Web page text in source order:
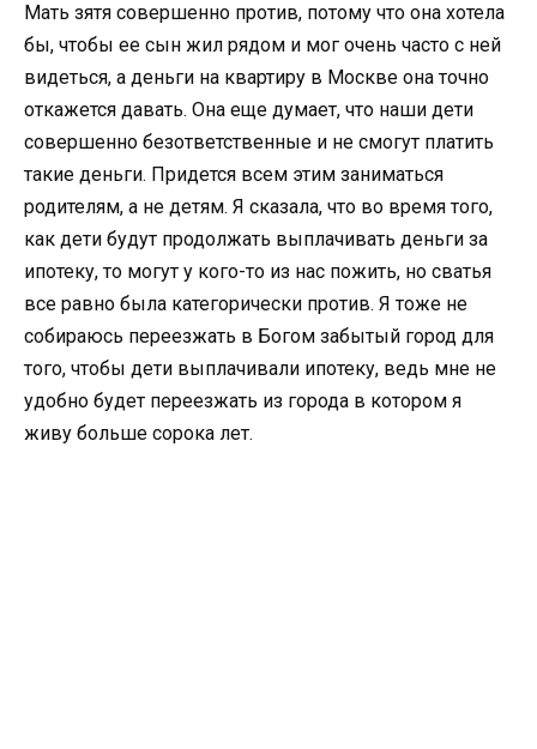
Мать зятя совершенно против, потому что она хотела
бы, чтобы ее сын жил рядом и мог очень часто с ней
видеться, а деньги на квартиру в Москве она точно
откажется давать. Она еще думает, что наши дети
совершенно безответственные и не смогут платить
такие деньги. Придется всем этим заниматься
родителям, а не детям. Я сказала, что во время того,
как дети будут продолжать выплачивать деньги за
ипотеку, то могут у кого-то из нас пожить, но сватья
все равно была категорически против. Я тоже не
собираюсь переезжать в Богом забытый город для
того, чтобы дети выплачивали ипотеку, ведь мне не
удобно будет переезжать из города в котором я
живу больше сорока лет.